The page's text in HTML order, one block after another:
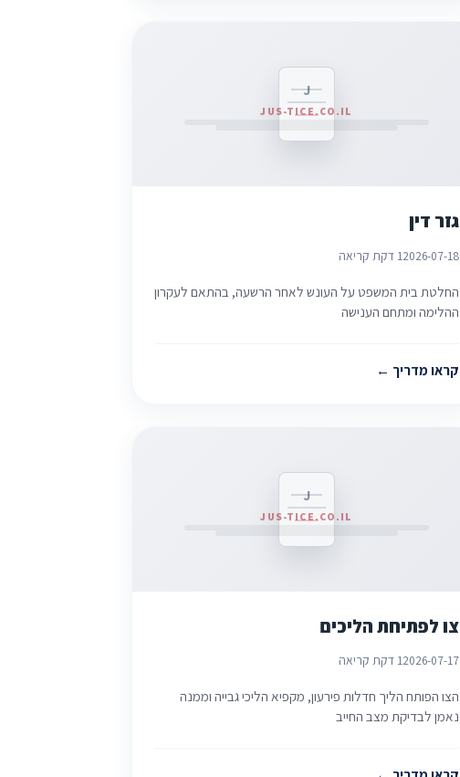
J
JUS-TICE.CO.IL
גזר דין
2026-07-181 דקת קריאה
החלטת בית המשפט על העונש לאחר הרשעה, בהתאם לעקרון
ההלימה ומתחם הענישה
קראו מדריך
J
JUS-TICE.CO.IL
צו לפתיחת הליכים
2026-07-171 דקת קריאה
הצו הפותח הליך חדלות פירעון, מקפיא הליכי גבייה וממנה
נאמן לבדיקת מצב החייב